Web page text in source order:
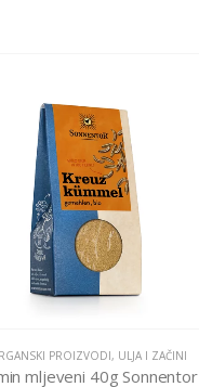
PROIZVODI, ULJA I ZAČINI
mljeveni 40g Sonnentor